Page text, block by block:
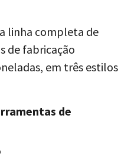
linha completa de
de fabricação
em três estilos
de